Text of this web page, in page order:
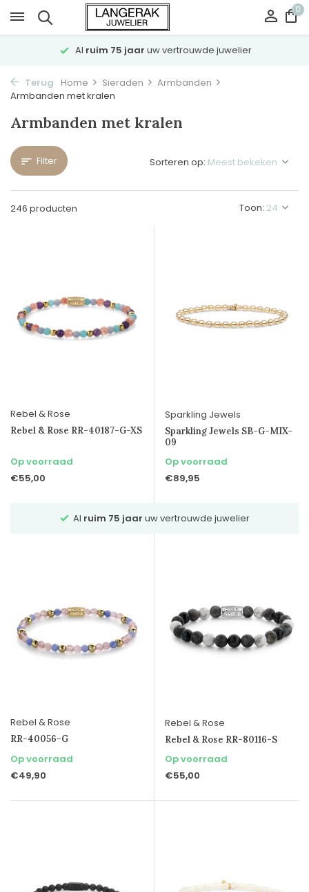
0
Al ruim 75 jaar uw vertrouwde juwelier
Terug Home Sieraden
Armbanden
Armbanden met kralen
Armbanden met kralen
Filter
246 producten Toon:
Sorteren op:
Rebel & Rose
Rebel & Rose RR-40187-G-XS
Op voorraad
€55,00
Sparkling Jewels
Sparkling Jewels SB-G-MIX-
09
Op voorraad
€89,95
Al ruim 75 jaar uw vertrouwde juwelier
Rebel & Rose
RR-40056-G
Op voorraad
€49,90
Rebel & Rose
Rebel & Rose RR-80116-S
Op voorraad
€55,00